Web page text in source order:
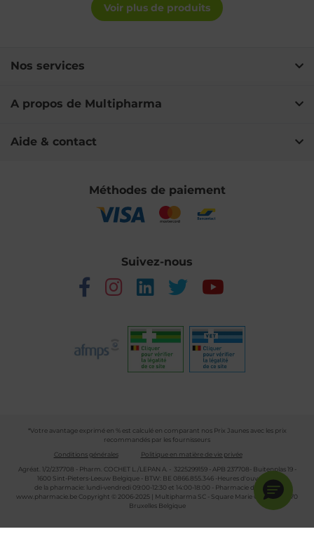
Voir plus de produits
Nos services
A propos de Multipharma
Aide & contact
Méthodes de paiement
Suivez-nous
*Votre avantage exprimé en % est calculé en comparant nos Prix Jaunes avec les prix
recommandés par les fournisseurs
Conditions générales
Politique en matière de vie privée
Agréat. 1/2/237708 - Pharm. COCHET L./LEPAN A. - 3225299159 - APB 237708- Buitenplas 19 -
1600 Sint-Pieters-Leeuw Belgique - BTW: BE 0866.855.346 -Heures d'ouverture
de la pharmacie: lundi-vendredi 09:00-12:30 et 14:00-18:00 - Pharmacie de garde :
www.pharmacie.beCopyright © 2006-2025 | Multipharma SC - Square Marie Curie 30 - 1070
Bruxelles Belgique